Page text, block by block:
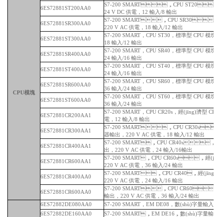
CPU模塊
6ES72881ST200AA0
S7-200 SMART，CPU ST20，
24 V DC 供電，12 輸入/8 輸出
6ES72881SR300AA0
S7-200 SMART，CPU SR30，
220 V AC 供電，18 輸入/12 輸出
6ES72881ST300AA0
S7-200 SMART，CPU ST30，標準型 CPU 模
18 輸入/12 輸出
6ES72881SR400AA0
S7-200 SMART，CPU SR40，標準型 CPU 模塊
24 輸入/16 輸出
6ES72881ST400AA0
S7-200 SMART，CPU ST40，標準型 CPU 模塊，
24 輸入/16 輸出
6ES72881SR600AA0
S7-200 SMART，CPU SR60，標準型 CPU 模塊，繼
36 輸入/24 輸出
6ES72881ST600AA0
S7-200 SMART，CPU ST60，標準型 CPU 模塊，晶
36 輸入/24 輸出
6ES72881CR200AA1
S7-200 SMART，CPU CR20s，經(jīng)濟型
電，12 輸入/8 輸出
6ES72881CR300AA1
S7-200 SMART，CPU CR30s
器輸出，220 V AC 供電，18 輸入/12 輸出
6ES72881CR400AA1
S7-200 SMART，CPU CR40s，經
出，220 V AC 供電，24 輸入/16輸出
6ES72881CR600AA1
S7-200 SMART，CPU CR60s，經(jīng)
220 V AC 供電，36 輸入/24 輸出
6ES72881CR400AA0
S7-200 SMART，CPU CR40，經(jīng)濟型
220 V AC 供電，24 輸入/16 輸出
6ES72881CR600AA0
S7-200 SMART，CPU CR60，
輸出，220 V AC 供電，36 輸入/24 輸出
6ES72882DE080AA0
S7-200 SMART，EM DE08，數(shù)字量輸入模
6ES72882DE160AA0
S7-200 SMART，EM DE16，數(shù)字量輸入